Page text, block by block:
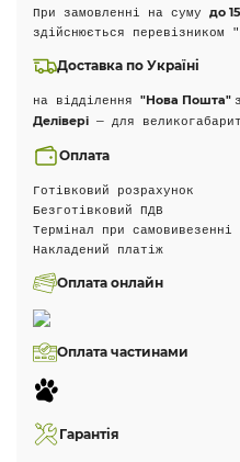
При замовленні на суму до
здійснюється перевізником
Доставка по Україні
на відділення "Нова Пошта"
Делівері — для
Оплата
Готівковий розрахунок
Безготівковий ПДВ
Термінал при
Накладений платіж
Оплата онлайн
Оплата частинами
Гарантія